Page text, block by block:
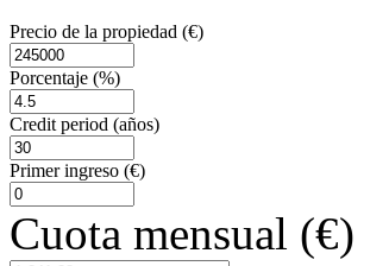
Precio de la propiedad (€)
Porcentaje (%)
Credit period (años)
Primer ingreso (€)
Cuota mensual (€)